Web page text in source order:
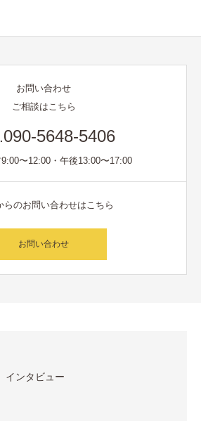
お問い合わせ
ご相談はこちら
090-5648-5406
〜12:00・午後13:00〜17:00
らのお問い合わせはこちら
お問い合わせ
インタビュー